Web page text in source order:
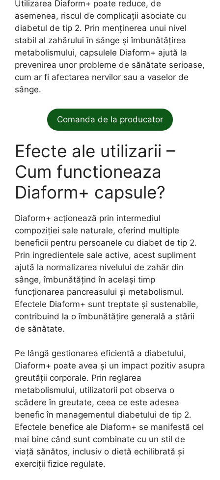
Utilizarea Diaform+ poate reduce, de
asemenea, riscul de complicații asociate cu
diabetul de tip 2. Prin menținerea unui nivel
stabil al zahărului în sânge și îmbunătățirea
metabolismului, capsulele Diaform+ ajută la
prevenirea unor probleme de sănătate serioase,
cum ar fi afectarea nervilor sau a vaselor de
sânge.
Comanda de la producator
Efecte ale utilizarii –
Cum functioneaza
Diaform+ capsule?
Diaform+ acționează prin intermediul
compoziției sale naturale, oferind multiple
beneficii pentru persoanele cu diabet de tip 2.
Prin ingredientele sale active, acest supliment
ajută la normalizarea nivelului de zahăr din
sânge, îmbunătățind în același timp
funcționarea pancreasului și metabolismul.
Efectele Diaform+ sunt treptate și sustenabile,
contribuind la o îmbunătățire generală a stării
de sănătate.
Pe lângă gestionarea eficientă a diabetului,
Diaform+ poate avea și un impact pozitiv asupra
greutății corporale. Prin reglarea
metabolismului, utilizatorii pot observa o
scădere în greutate, ceea ce este adesea
benefic în managementul diabetului de tip 2.
Efectele benefice ale Diaform+ se manifestă cel
mai bine când sunt combinate cu un stil de
viață sănătos, inclusiv o dietă echilibrată și
exerciții fizice regulate.